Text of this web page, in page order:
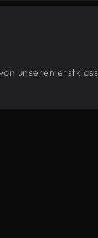
unseren